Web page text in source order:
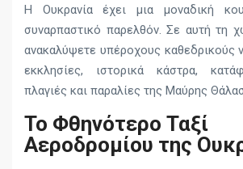
Η Ουκρανία έχει μια μοναδική
συναρπαστικό παρελθόν. Σε αυτή τη
ανακαλύψετε υπέροχους καθεδρικούς
εκκλησίες, ιστορικά κάστρα,
πλαγιές και παραλίες της Μαύρης
Το Φθηνότερο Ταξί
Αεροδρομίου της